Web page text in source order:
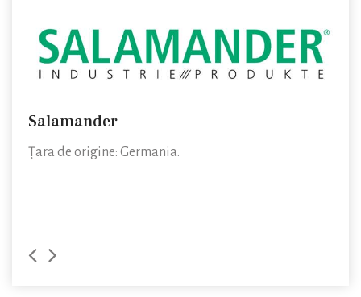
Salamander
Țara de origine: Germania.